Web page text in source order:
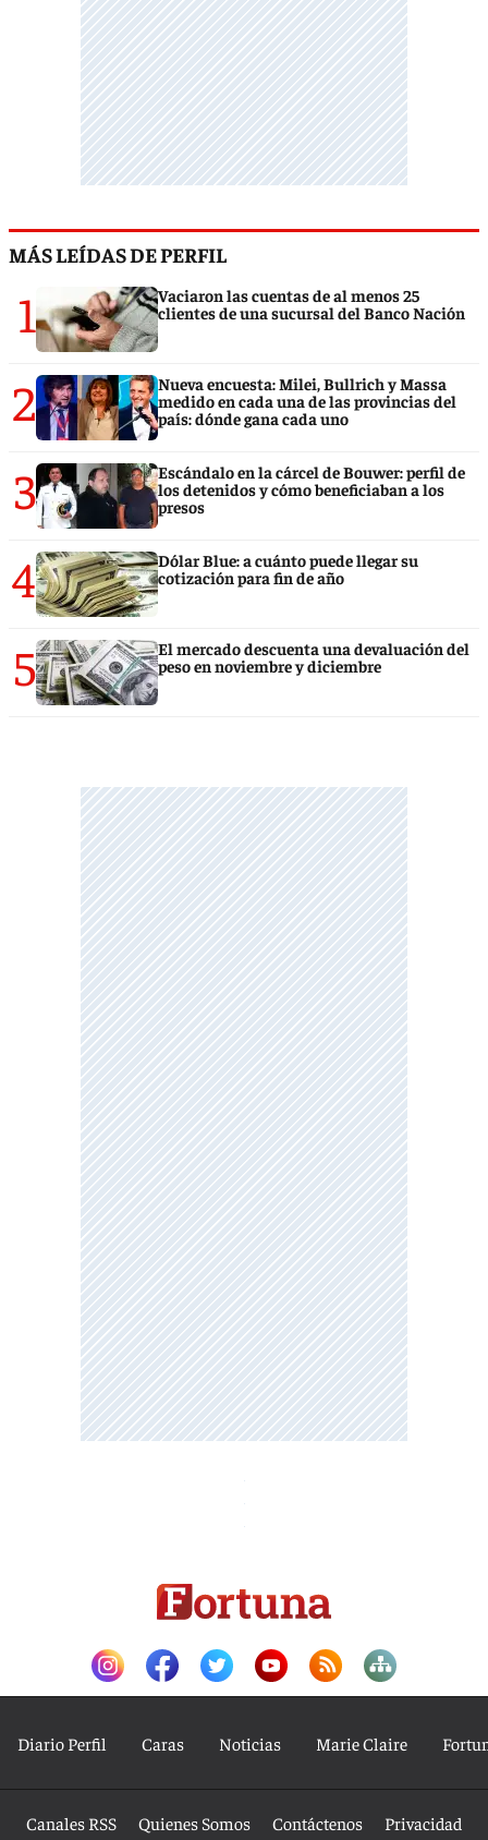
MÁS LEÍDAS DE PERFIL
1
Vaciaron las cuentas de al menos 25
clientes de una sucursal del Banco Nación
2
Nueva encuesta: Milei, Bullrich y Massa
medido en cada una de las provincias del
país: dónde gana cada uno
3
Escándalo en la cárcel de Bouwer: perfil de
los detenidos y cómo beneficiaban a los
presos
4
Dólar Blue: a cuánto puede llegar su
cotización para fin de año
5
El mercado descuenta una devaluación del
peso en noviembre y diciembre
Diario Perfil Caras Noticias Marie Claire
Canales RSS Quienes Somos Contáctenos Privacidad